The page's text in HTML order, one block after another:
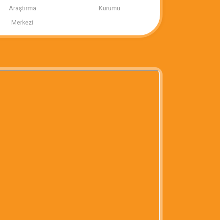
Araştırma
Merkezi
Kurumu